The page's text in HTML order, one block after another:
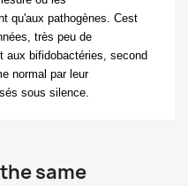
qu'aux pathogènes. Cest
très peu de
aux bifidobactéries, second
normal par leur
sous silence.
same